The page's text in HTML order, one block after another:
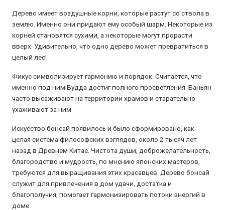
Дерево имеет воздушные корни, которые растут со ствола в
землю. Именно они придают ему особый шарм. Некоторые из
корней становятся сухими, а некоторые могут прорасти
вверх. Удивительно, что одно дерево может превратиться в
целый лес!
Фикус символизирует гармонию и порядок. Считается, что
именно под ним Будда достиг полного просветления. Баньян
часто высаживают на территории храмов и старательно
ухаживают за ним
Искусство бонсай появилось и было сформировано, как
целая система философских взглядов, около 2 тысяч лет
назад в Древнем Китае. Чистота души, доброжелательность,
благородство и мудрость, по мнению японских мастеров,
требуются для выращивания этих красавцев. Дерево бонсай
служит для привлечения в дом удачи, достатка и
благополучия, помогает гармонизировать потоки энергий в
доме